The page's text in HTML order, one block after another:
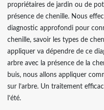
propriétaires de jardin ou de
présence de chenille. Nous
diagnostic approfondi pour
chenille, savoir les types de
appliquer va dépendre de ce
arbre avec la présence de la
buis, nous allons appliquer
sur l’arbre. Un traitement
l’été.